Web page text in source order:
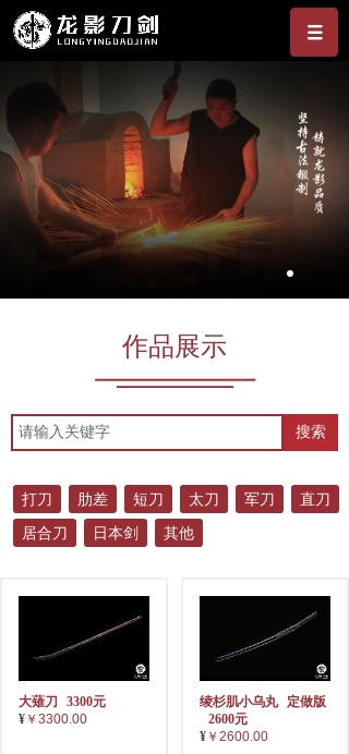
作品展示
搜索
打刀 肋差 短刀 太刀 军刀
直刀
居合刀
日本剑 其他
大薙刀
3300元
¥ ￥3300.00
绫杉肌小乌丸
定做版
2600元
¥ ￥2600.00